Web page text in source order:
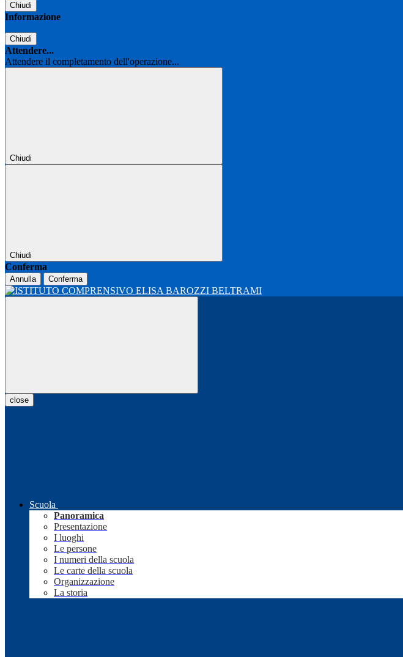
Chiudi
Informazione
Chiudi
Attendere...
Attendere il completamento dell'operazione...
Chiudi
Chiudi
Conferma
Annulla Conferma
close
Scuola
Panoramica
Presentazione
I luoghi
Le persone
I numeri della scuola
Le carte della scuola
Organizzazione
La storia